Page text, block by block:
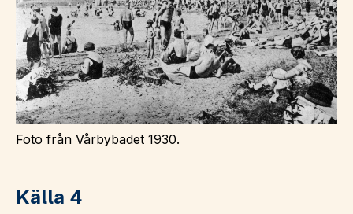
Foto från Vårbybadet 1930.
Källa 4